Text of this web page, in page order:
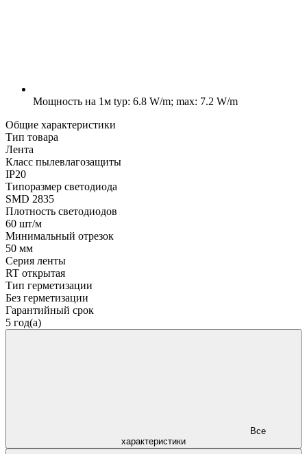
Мощность на 1м typ: 6.8 W/m; max: 7.2 W/m
Общие характеристики
Тип товара
Лента
Класс пылевлагозащиты
IP20
Типоразмер светодиода
SMD 2835
Плотность светодиодов
60 шт/м
Минимальный отрезок
50 мм
Серия ленты
RT открытая
Тип герметизации
Без герметизации
Гарантийный срок
5 год(а)
характеристики